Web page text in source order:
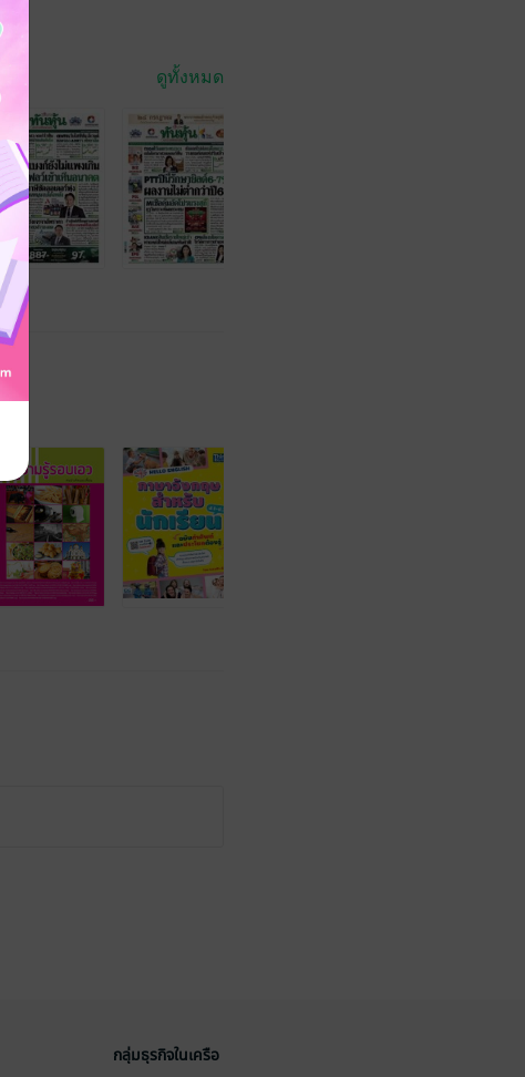
ดูทั้งหมด
กลุ่มธุรกิจในเครือ